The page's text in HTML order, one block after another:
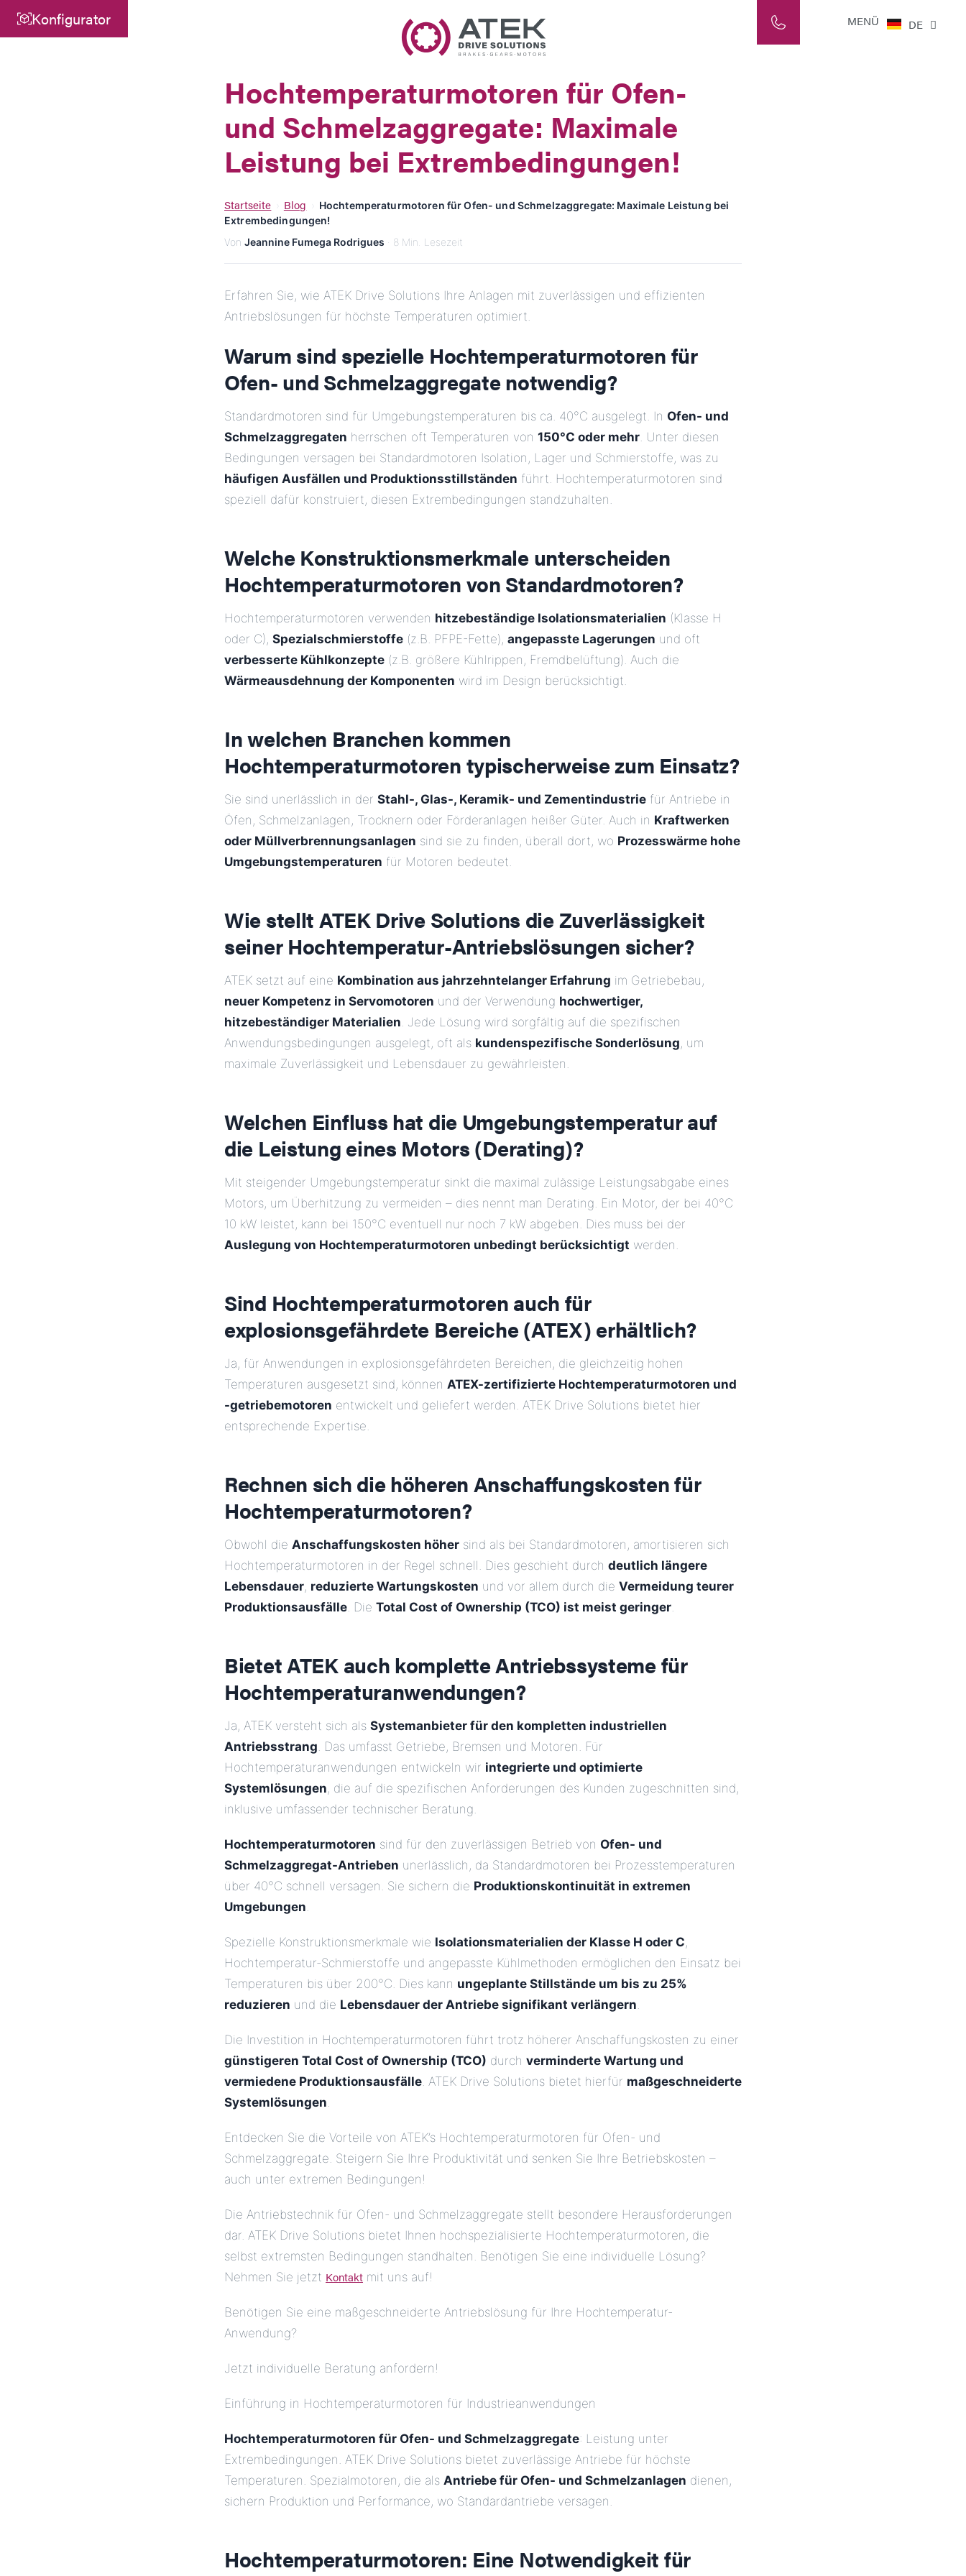
Firmenname
E-Mail
Anschrift
Nachricht senden
Konfigurator MENÜ DE
IT
Hochtemperaturmotoren für Ofen-
und Schmelzaggregate: Maximale
Leistung bei Extrembedingungen!
Startseite Blog
Hochtemperaturmotoren für Ofen- und Schmelzaggregate: Maximale Leistung bei
Extrembedingungen!
Von Jeannine Fumega Rodrigues · 8 Min. Lesezeit
Erfahren Sie, wie ATEK Drive Solutions Ihre Anlagen mit zuverlässigen und effizienten
Antriebslösungen für höchste Temperaturen optimiert.
Warum sind spezielle Hochtemperaturmotoren für
Ofen- und Schmelzaggregate notwendig?
Standardmotoren sind für Umgebungstemperaturen bis ca. 40°C ausgelegt. In Ofen- und
Schmelzaggregaten herrschen oft Temperaturen von 150°C oder mehr. Unter diesen
Bedingungen versagen bei Standardmotoren Isolation, Lager und Schmierstoffe, was zu
häufigen Ausfällen und Produktionsstillständen führt. Hochtemperaturmotoren sind
speziell dafür konstruiert, diesen Extrembedingungen standzuhalten.
Welche Konstruktionsmerkmale unterscheiden
Hochtemperaturmotoren von Standardmotoren?
Hochtemperaturmotoren verwenden hitzebeständige Isolationsmaterialien (Klasse H
oder C), Spezialschmierstoffe (z.B. PFPE-Fette), angepasste Lagerungen und oft
verbesserte Kühlkonzepte (z.B. größere Kühlrippen, Fremdbelüftung). Auch die
Wärmeausdehnung der Komponenten wird im Design berücksichtigt.
In welchen Branchen kommen
Hochtemperaturmotoren typischerweise zum Einsatz?
Sie sind unerlässlich in der Stahl-, Glas-, Keramik- und Zementindustrie für Antriebe in
Öfen, Schmelzanlagen, Trocknern oder Förderanlagen heißer Güter. Auch in Kraftwerken
oder Müllverbrennungsanlagen sind sie zu finden, überall dort, wo Prozesswärme hohe
Umgebungstemperaturen für Motoren bedeutet.
Wie stellt ATEK Drive Solutions die Zuverlässigkeit
seiner Hochtemperatur-Antriebslösungen sicher?
ATEK setzt auf eine Kombination aus jahrzehntelanger Erfahrung im Getriebebau,
neuer Kompetenz in Servomotoren und der Verwendung hochwertiger,
hitzebeständiger Materialien. Jede Lösung wird sorgfältig auf die spezifischen
Anwendungsbedingungen ausgelegt, oft als kundenspezifische Sonderlösung, um
maximale Zuverlässigkeit und Lebensdauer zu gewährleisten.
Welchen Einfluss hat die Umgebungstemperatur auf
die Leistung eines Motors (Derating)?
Mit steigender Umgebungstemperatur sinkt die maximal zulässige Leistungsabgabe eines
Motors, um Überhitzung zu vermeiden – dies nennt man Derating. Ein Motor, der bei 40°C
10 kW leistet, kann bei 150°C eventuell nur noch 7 kW abgeben. Dies muss bei der
Auslegung von Hochtemperaturmotoren unbedingt berücksichtigt werden.
Sind Hochtemperaturmotoren auch für
explosionsgefährdete Bereiche (ATEX) erhältlich?
Ja, für Anwendungen in explosionsgefährdeten Bereichen, die gleichzeitig hohen
Temperaturen ausgesetzt sind, können ATEX-zertifizierte Hochtemperaturmotoren und
-getriebemotoren entwickelt und geliefert werden. ATEK Drive Solutions bietet hier
entsprechende Expertise.
Rechnen sich die höheren Anschaffungskosten für
Hochtemperaturmotoren?
Obwohl die Anschaffungskosten höher sind als bei Standardmotoren, amortisieren sich
Hochtemperaturmotoren in der Regel schnell. Dies geschieht durch deutlich längere
Lebensdauer, reduzierte Wartungskosten und vor allem durch die Vermeidung teurer
Produktionsausfälle. Die Total Cost of Ownership (TCO) ist meist geringer.
Bietet ATEK auch komplette Antriebssysteme für
Hochtemperaturanwendungen?
Ja, ATEK versteht sich als Systemanbieter für den kompletten industriellen
Antriebsstrang. Das umfasst Getriebe, Bremsen und Motoren. Für
Hochtemperaturanwendungen entwickeln wir integrierte und optimierte
Systemlösungen, die auf die spezifischen Anforderungen des Kunden zugeschnitten sind,
inklusive umfassender technischer Beratung.
Hochtemperaturmotoren sind für den zuverlässigen Betrieb von Ofen- und
Schmelzaggregat-Antrieben unerlässlich, da Standardmotoren bei Prozesstemperaturen
über 40°C schnell versagen. Sie sichern die Produktionskontinuität in extremen
Umgebungen.
Spezielle Konstruktionsmerkmale wie Isolationsmaterialien der Klasse H oder C,
Hochtemperatur-Schmierstoffe und angepasste Kühlmethoden ermöglichen den Einsatz bei
Temperaturen bis über 200°C. Dies kann ungeplante Stillstände um bis zu 25%
reduzieren und die Lebensdauer der Antriebe signifikant verlängern.
Die Investition in Hochtemperaturmotoren führt trotz höherer Anschaffungskosten zu einer
günstigeren Total Cost of Ownership (TCO) durch verminderte Wartung und
vermiedene Produktionsausfälle. ATEK Drive Solutions bietet hierfür maßgeschneiderte
Systemlösungen.
Entdecken Sie die Vorteile von ATEK’s Hochtemperaturmotoren für Ofen- und
Schmelzaggregate. Steigern Sie Ihre Produktivität und senken Sie Ihre Betriebskosten –
auch unter extremen Bedingungen!
Die Antriebstechnik für Ofen- und Schmelzaggregate stellt besondere Herausforderungen
dar. ATEK Drive Solutions bietet Ihnen hochspezialisierte Hochtemperaturmotoren, die
selbst extremsten Bedingungen standhalten. Benötigen Sie eine individuelle Lösung?
Nehmen Sie jetzt Kontakt mit uns auf!
Benötigen Sie eine maßgeschneiderte Antriebslösung für Ihre Hochtemperatur-
Anwendung?
Jetzt individuelle Beratung anfordern!
Einführung in Hochtemperaturmotoren für Industrieanwendungen
Hochtemperaturmotoren für Ofen- und Schmelzaggregate: Leistung unter
Extrembedingungen. ATEK Drive Solutions bietet zuverlässige Antriebe für höchste
Temperaturen. Spezialmotoren, die als Antriebe für Ofen- und Schmelzanlagen dienen,
sichern Produktion und Performance, wo Standardantriebe versagen.
Hochtemperaturmotoren: Eine Notwendigkeit für